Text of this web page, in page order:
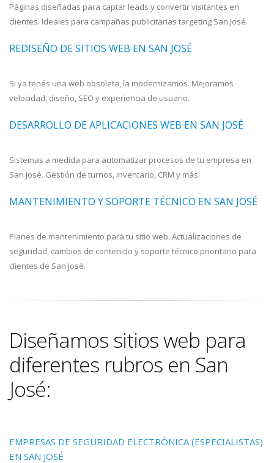
Páginas diseñadas para captar leads y convertir visitantes en
clientes. Ideales para campañas publicitarias targeting San José.
REDISEÑO DE SITIOS WEB EN SAN JOSÉ
Si ya tenés una web obsoleta, la modernizamos. Mejoramos
velocidad, diseño, SEO y experiencia de usuario.
DESARROLLO DE APLICACIONES WEB EN SAN JOSÉ
Sistemas a medida para automatizar procesos de tu empresa en
San José. Gestión de turnos, inventario, CRM y más.
MANTENIMIENTO Y SOPORTE TÉCNICO EN SAN JOSÉ
Planes de mantenimiento para tu sitio web. Actualizaciones de
seguridad, cambios de contenido y soporte técnico prioritario para
clientes de San José.
Diseñamos sitios web para
diferentes rubros en San
José:
EMPRESAS DE SEGURIDAD ELECTRÓNICA (ESPECIALISTAS)
EN SAN JOSÉ